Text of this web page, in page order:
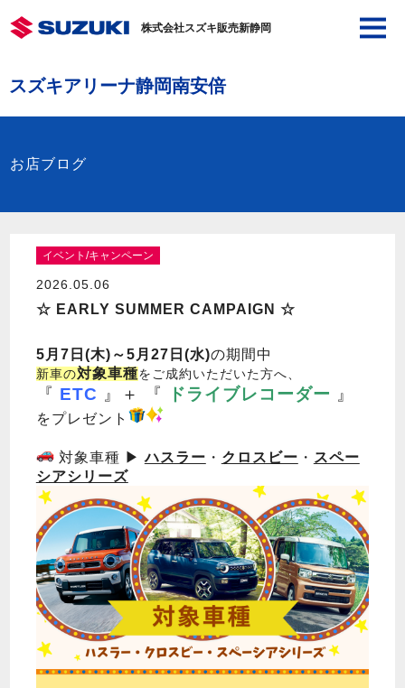
株式会社スズキ販売新静岡
スズキアリーナ静岡南安倍
お店ブログ
イベント/キャンペーン
2026.05.06
☆ EARLY SUMMER CAMPAIGN ☆
5月7日(木)～5月27日(水)の期間中
新車の対象車種をご成約いただいた方へ、
『 ETC 』＋ 『 ドライブレコーダー 』
をプレゼント
対象車種 ▶ハスラー ・ クロスビー ・ スペー
シアシリーズ